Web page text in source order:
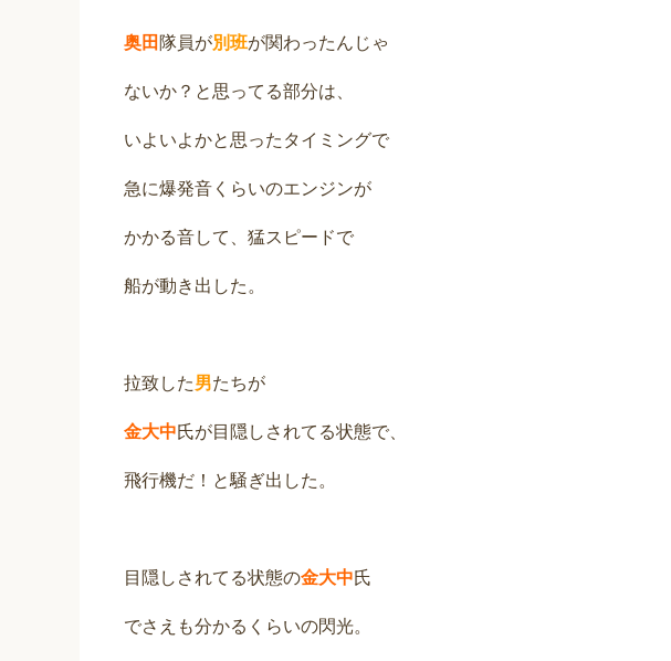
奥田 隊員が別班が関わったんじゃ
ないか？と思ってる部分は、
いよいよかと思ったタイミングで
急に爆発音くらいのエンジンが
かかる音して、猛スピードで
船が動き出した。
拉致した男たちが
金大中氏が目隠しされてる状態で、
飛行機だ！と騒ぎ出した。
目隠しされてる状態の金大中氏
でさえも分かるくらいの閃光。